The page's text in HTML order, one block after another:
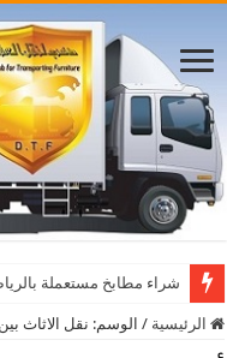
شراء مطابخ مستعملة
أفضل مواقع مشاهدة
الرئيسية / الوسم: نقل الاثاث